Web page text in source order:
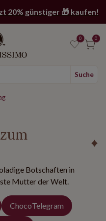
20% günstiger 🎁 kaufen!
0 0
Suche
Botschaften in
Mutter der Welt.
ChocoTelegram